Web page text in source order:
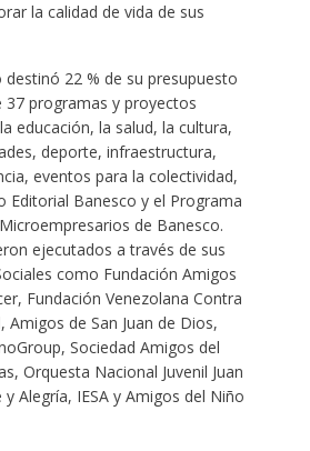
la calidad de vida de sus
destinó 22 % de su presupuesto
37 programas y proyectos
educación, la salud, la cultura,
deporte, infraestructura,
eventos para la colectividad,
Editorial Banesco y el Programa
de Banesco.
ejecutados a través de sus
como Fundación Amigos
Fundación Venezolana Contra
Amigos de San Juan de Dios,
Sociedad Amigos del
Orquesta Nacional Juvenil Juan
y Alegría, IESA y Amigos del Niño